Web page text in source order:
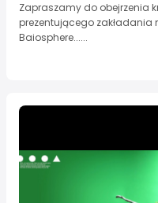
Zapraszamy do obejrzenia
prezentującego
Baiosphere......